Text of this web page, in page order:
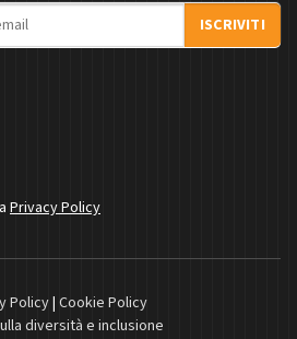
ISCRIVITI
Privacy Policy
Policy| Cookie Policy
diversità e inclusione